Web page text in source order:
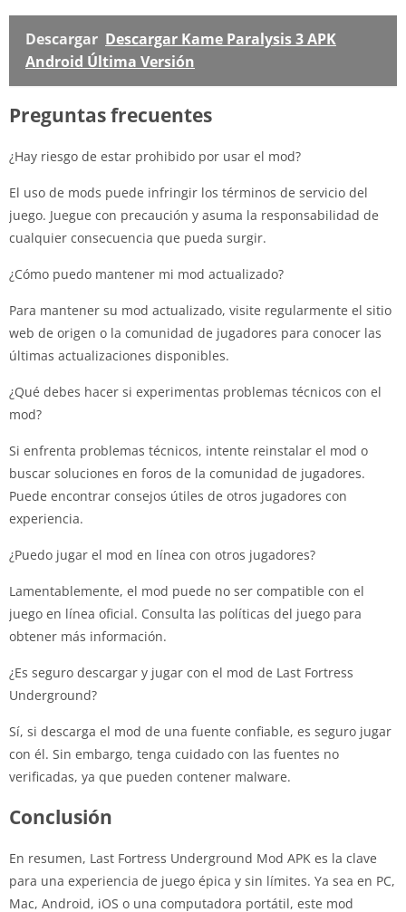
Descargar Descargar Kame Paralysis 3 APK
Android Última Versión
Preguntas frecuentes
¿Hay riesgo de estar prohibido por usar el mod?
El uso de mods puede infringir los términos de servicio del
juego. Juegue con precaución y asuma la responsabilidad de
cualquier consecuencia que pueda surgir.
¿Cómo puedo mantener mi mod actualizado?
Para mantener su mod actualizado, visite regularmente el sitio
web de origen o la comunidad de jugadores para conocer las
últimas actualizaciones disponibles.
¿Qué debes hacer si experimentas problemas técnicos con el
mod?
Si enfrenta problemas técnicos, intente reinstalar el mod o
buscar soluciones en foros de la comunidad de jugadores.
Puede encontrar consejos útiles de otros jugadores con
experiencia.
¿Puedo jugar el mod en línea con otros jugadores?
Lamentablemente, el mod puede no ser compatible con el
juego en línea oficial. Consulta las políticas del juego para
obtener más información.
¿Es seguro descargar y jugar con el mod de Last Fortress
Underground?
Sí, si descarga el mod de una fuente confiable, es seguro jugar
con él. Sin embargo, tenga cuidado con las fuentes no
verificadas, ya que pueden contener malware.
Conclusión
En resumen, Last Fortress Underground Mod APK es la clave
para una experiencia de juego épica y sin límites. Ya sea en PC,
Mac, Android, iOS o una computadora portátil, este mod